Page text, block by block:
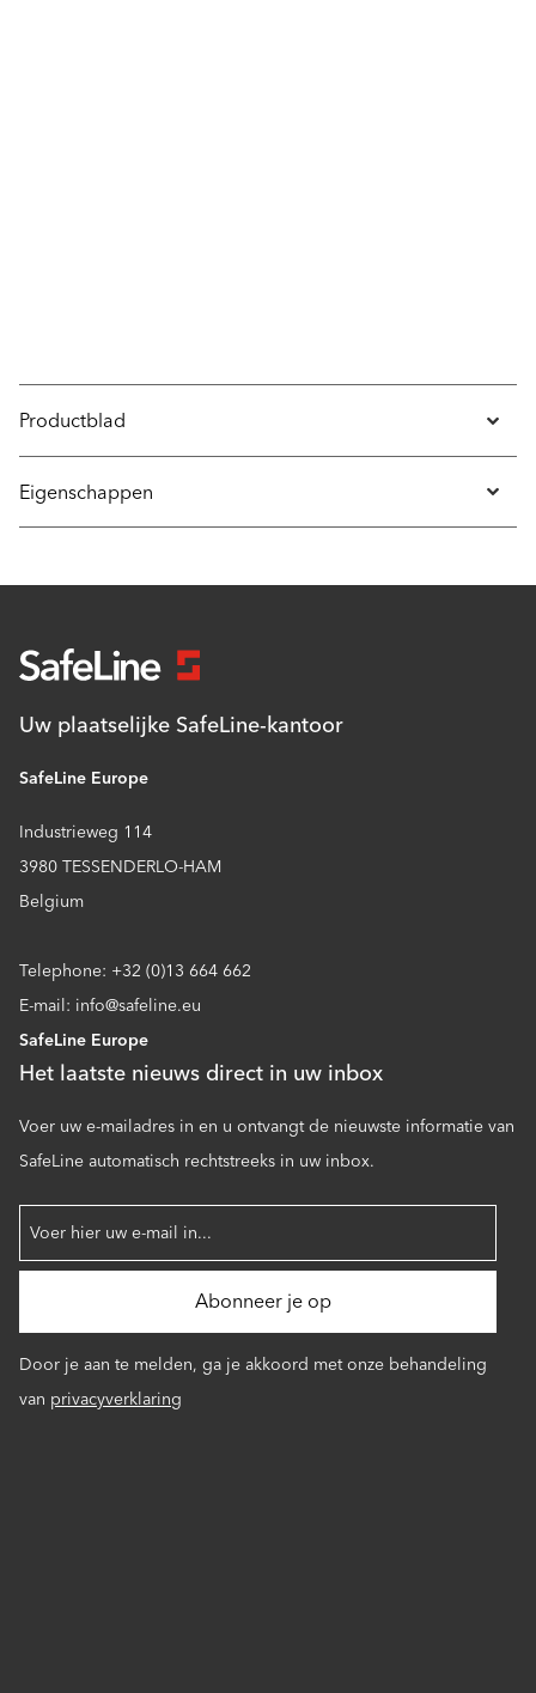
Productblad
Eigenschappen
Uw plaatselijke SafeLine-kantoor
SafeLine Europe
Industrieweg 114
3980 TESSENDERLO-HAM
Belgium
Telephone: +32 (0)13 664 662
E-mail: info@safeline.eu
SafeLine Europe
Het laatste nieuws direct in uw inbox
Voer uw e-mailadres in en u ontvangt de nieuwste informatie van
SafeLine automatisch rechtstreeks in uw inbox.
Door je aan te melden, ga je akkoord met onze behandeling
van privacyverklaring